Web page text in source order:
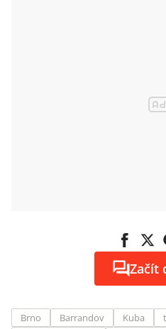
Začít
Brno Barrandov Kuba